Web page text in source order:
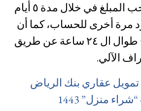
إذا لم يتم سحب المبلغ في خلال مدة ٥ أيام
مرة أخرى للحساب، كما أن
التحويل متاح طوال ال ٢٤ ساعة عن طريق
الآلي.
عقاري بنك الرياض
منزل” 1443